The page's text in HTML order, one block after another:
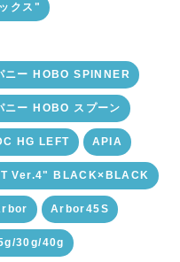
クス"
ー HOBO SPINNER
ー HOBO スプーン
HG LEFT APIA
Ver.4" BLACK×BLACK
Arbor45S
30g/40g